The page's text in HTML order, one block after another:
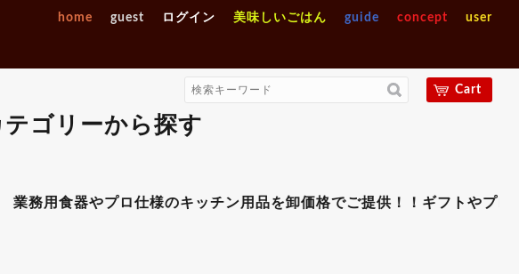
home guest ログイン 美味しいごはん guide concept user
Cart
テゴリーから探す
食器やプロ仕様のキッチン用品を卸価格でご提供！！ギフトやプレゼン
ック 500 6個入りセット 【ギフ